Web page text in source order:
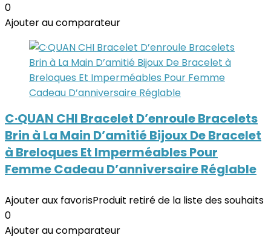
0
Ajouter au comparateur
C·QUAN CHI Bracelet D’enroule Bracelets
Brin à La Main D’amitié Bijoux De Bracelet
à Breloques Et Imperméables Pour
Femme Cadeau D’anniversaire Réglable
Ajouter aux favorisProduit retiré de la liste des souhaits
0
Ajouter au comparateur